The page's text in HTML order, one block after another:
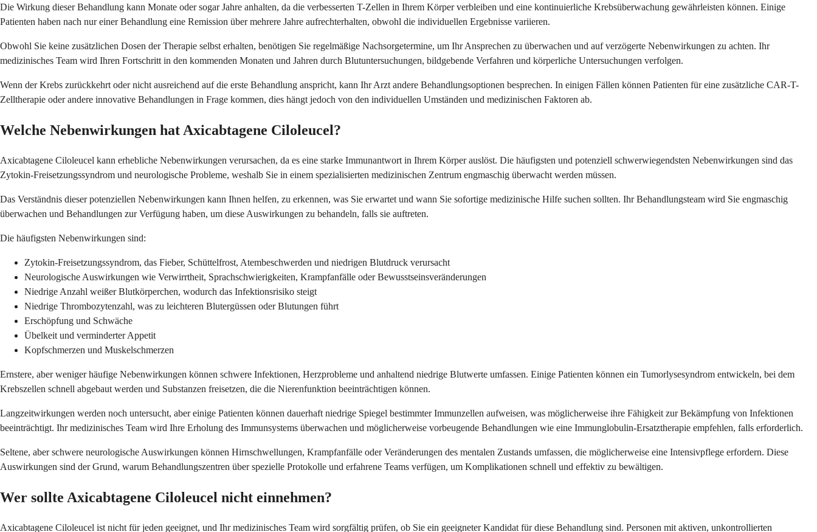
Die Wirkung dieser Behandlung kann Monate oder sogar Jahre anhalten, da die verbesserten T-Zellen in Ihrem Körper verbleiben und eine kontinuierliche Krebsüberwachung gewährleisten können. Einige
Patienten haben nach nur einer Behandlung eine Remission über mehrere Jahre aufrechterhalten, obwohl die individuellen Ergebnisse variieren.
Obwohl Sie keine zusätzlichen Dosen der Therapie selbst erhalten, benötigen Sie regelmäßige Nachsorgetermine, um Ihr Ansprechen zu überwachen und auf verzögerte Nebenwirkungen zu achten. Ihr
medizinisches Team wird Ihren Fortschritt in den kommenden Monaten und Jahren durch Blutuntersuchungen, bildgebende Verfahren und körperliche Untersuchungen verfolgen.
Wenn der Krebs zurückkehrt oder nicht ausreichend auf die erste Behandlung anspricht, kann Ihr Arzt andere Behandlungsoptionen besprechen. In einigen Fällen können Patienten für eine zusätzliche CAR-T-
Zelltherapie oder andere innovative Behandlungen in Frage kommen, dies hängt jedoch von den individuellen Umständen und medizinischen Faktoren ab.
Welche Nebenwirkungen hat Axicabtagene Ciloleucel?
Axicabtagene Ciloleucel kann erhebliche Nebenwirkungen verursachen, da es eine starke Immunantwort in Ihrem Körper auslöst. Die häufigsten und potenziell schwerwiegendsten Nebenwirkungen sind das
Zytokin-Freisetzungssyndrom und neurologische Probleme, weshalb Sie in einem spezialisierten medizinischen Zentrum engmaschig überwacht werden müssen.
Das Verständnis dieser potenziellen Nebenwirkungen kann Ihnen helfen, zu erkennen, was Sie erwartet und wann Sie sofortige medizinische Hilfe suchen sollten. Ihr Behandlungsteam wird Sie engmaschig
überwachen und Behandlungen zur Verfügung haben, um diese Auswirkungen zu behandeln, falls sie auftreten.
Die häufigsten Nebenwirkungen sind:
Zytokin-Freisetzungssyndrom, das Fieber, Schüttelfrost, Atembeschwerden und niedrigen Blutdruck verursacht
Neurologische Auswirkungen wie Verwirrtheit, Sprachschwierigkeiten, Krampfanfälle oder Bewusstseinsveränderungen
Niedrige Anzahl weißer Blutkörperchen, wodurch das Infektionsrisiko steigt
Niedrige Thrombozytenzahl, was zu leichteren Blutergüssen oder Blutungen führt
Erschöpfung und Schwäche
Übelkeit und verminderter Appetit
Kopfschmerzen und Muskelschmerzen
Ernstere, aber weniger häufige Nebenwirkungen können schwere Infektionen, Herzprobleme und anhaltend niedrige Blutwerte umfassen. Einige Patienten können ein Tumorlysesyndrom entwickeln, bei dem
Krebszellen schnell abgebaut werden und Substanzen freisetzen, die die Nierenfunktion beeinträchtigen können.
Langzeitwirkungen werden noch untersucht, aber einige Patienten können dauerhaft niedrige Spiegel bestimmter Immunzellen aufweisen, was möglicherweise ihre Fähigkeit zur Bekämpfung von Infektionen
beeinträchtigt. Ihr medizinisches Team wird Ihre Erholung des Immunsystems überwachen und möglicherweise vorbeugende Behandlungen wie eine Immunglobulin-Ersatztherapie empfehlen, falls erforderlich.
Seltene, aber schwere neurologische Auswirkungen können Hirnschwellungen, Krampfanfälle oder Veränderungen des mentalen Zustands umfassen, die möglicherweise eine Intensivpflege erfordern. Diese
Auswirkungen sind der Grund, warum Behandlungszentren über spezielle Protokolle und erfahrene Teams verfügen, um Komplikationen schnell und effektiv zu bewältigen.
Wer sollte Axicabtagene Ciloleucel nicht einnehmen?
Axicabtagene Ciloleucel ist nicht für jeden geeignet, und Ihr medizinisches Team wird sorgfältig prüfen, ob Sie ein geeigneter Kandidat für diese Behandlung sind. Personen mit aktiven, unkontrollierten